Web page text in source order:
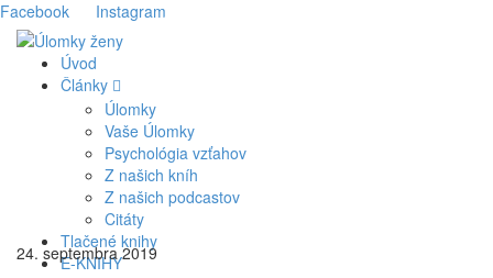
Facebook Instagram
Úvod
Články
Úlomky
Vaše Úlomky
Psychológia vzťahov
Z našich kníh
Z našich podcastov
Citáty
Tlačené knihy
E-KNIHY
24. septembra 2019